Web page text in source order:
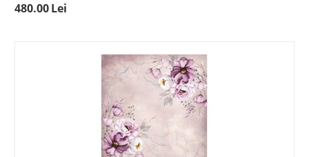
480.00Lei